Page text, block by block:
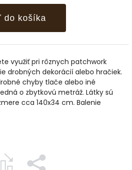
do košíka
využiť pri rôznych patchwork
drobných dekorácií alebo hračiek.
chyby tlače alebo iné
o zbytkovú metráž. Látky sú
cca 140x34 cm. Balenie